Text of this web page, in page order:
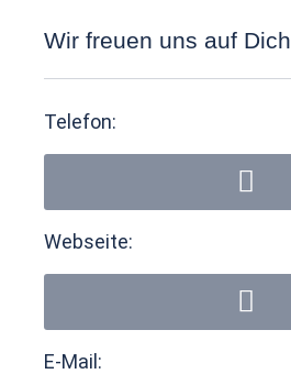
Wir freuen uns auf Dich
Telefon:
Webseite:
E-Mail: